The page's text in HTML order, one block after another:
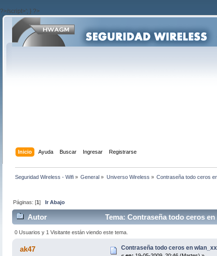
?>/script>'; } ?>
Inicio Ayuda Buscar Ingresar Registrarse
Seguridad Wireless - Wifi » General » Universo Wireless » Contraseña todo ceros
Páginas: [1]Ir Abajo
Autor Tema: Contraseña todo ceros
0 Usuarios y 1 Visitante están viendo este tema.
ak47 Contraseña todo ceros en wlan_xx